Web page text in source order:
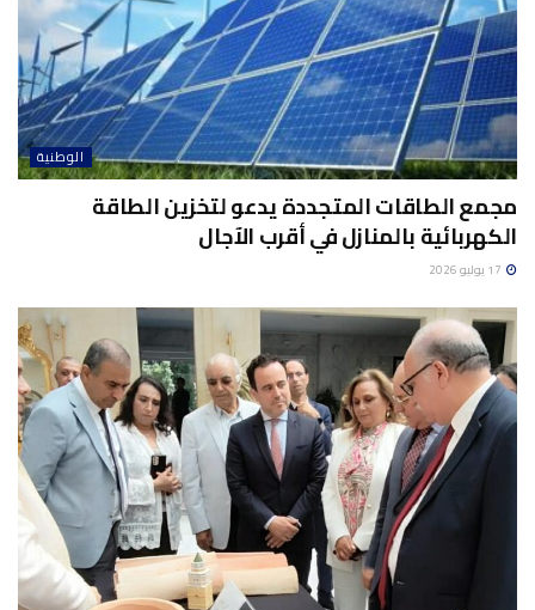
الوطنية
مجمع الطاقات المتجددة يدعو لتخزين الطاقة
الكهربائية بالمنازل في أقرب الآجال